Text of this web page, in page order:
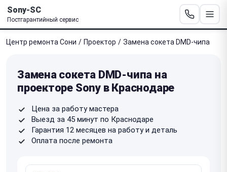
Sony-SC
Постгарантийный сервис
Центр ремонта Сони / Проектор / Замена сокета DMD-чипа
Замена сокета DMD-чипа на
проекторе Sony в Краснодаре
Цена за работу мастера
Выезд за 45 минут по Краснодаре
Гарантия 12 месяцев на работу и деталь
Оплата после ремонта